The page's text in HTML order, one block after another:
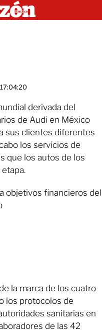
derivada del
de Audi en México
sus clientes diferentes
los servicios de
que los autos de los
objetivos financieros del
la marca de los cuatro
los protocolos de
sanitarias en
de las 42